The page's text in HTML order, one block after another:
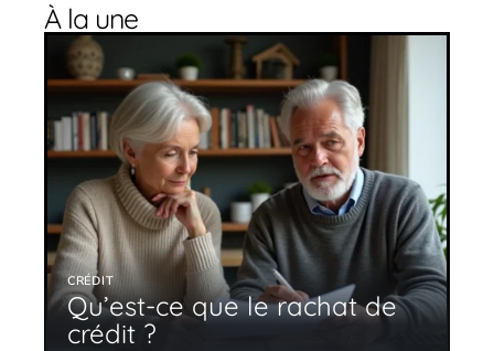
À la une
CRÉDIT
Qu’est-ce que le rachat de
crédit ?